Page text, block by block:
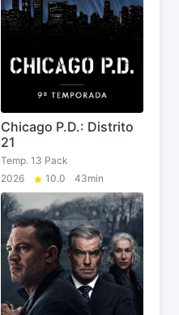
Chicago P.D.: Distrito
21
Temp. 13 Pack
2026
10.0 43min